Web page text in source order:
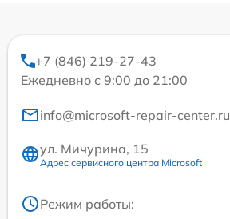
+7 (846) 219-27-43
Ежедневно с 9:00 до 21:00
info@microsoft-repair-center.ru
ул. Мичурина, 15
Адрес сервисного центра Microsoft
Режим работы: